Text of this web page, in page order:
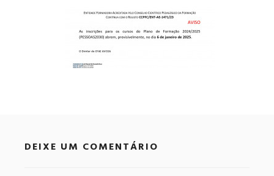
DEIXE UM COMENTÁRIO